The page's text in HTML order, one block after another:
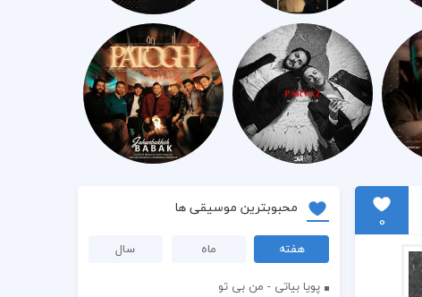
0
محبوبترین موسیقی ها
هفته ماه
سال
پویا بیاتی - من بی تو